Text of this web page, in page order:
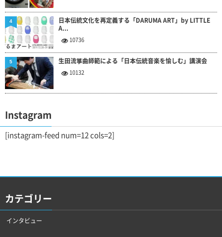
日本伝統文化を再定義する「DARUMA ART」by LITTLE
A...
10736
4
生田流箏曲師範による「日本伝統音楽を愉しむ」講演会
10132
5
Instagram
[instagram-feed num=12 cols=2]
カテゴリー
インタビュー